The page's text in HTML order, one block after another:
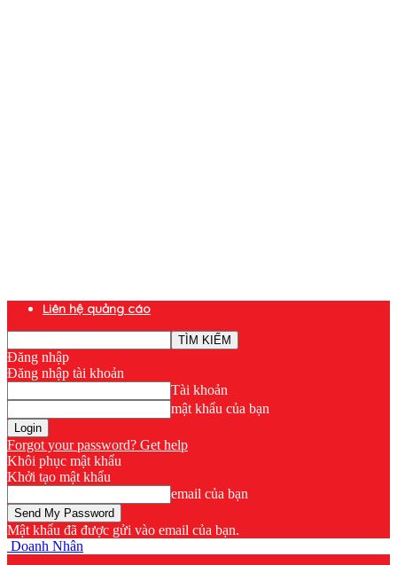
Liên hệ quảng cáo
Đăng nhập
Đăng nhập tài khoản
Tài khoản
mật khẩu của bạn
Forgot your password? Get help
Khôi phục mật khẩu
Khởi tạo mật khẩu
email của bạn
Mật khẩu đã được gửi vào email của bạn.
Doanh Nhân